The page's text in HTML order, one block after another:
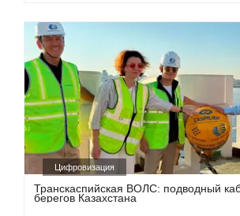
Цифровизация
Транскаспийская ВОЛС: подводный
берегов Казахстана